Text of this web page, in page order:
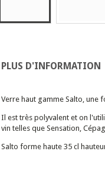
PLUS D'INFORMATION
Verre haut gamme Salto, une
Il est très polyvalent et on
vin telles que Sensation,
Salto forme haute 35 cl